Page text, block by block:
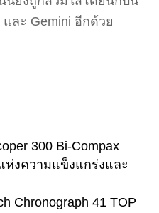
ละ Gemini อีกด้วย
300 Bi-Compax
ห่งความแข็งแกร่งและ
Chronograph 41 TOP